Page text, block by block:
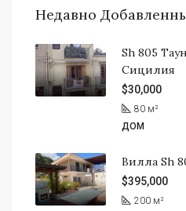
Недавно
Sh 805
Сицилия
$30,000
80 м²
ДОМ
Вилла Sh
$395,000
200 м²